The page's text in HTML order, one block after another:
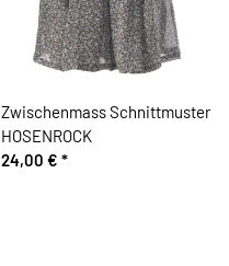
Zwischenmass Schnittmuster
HOSENROCK
24,00 € *